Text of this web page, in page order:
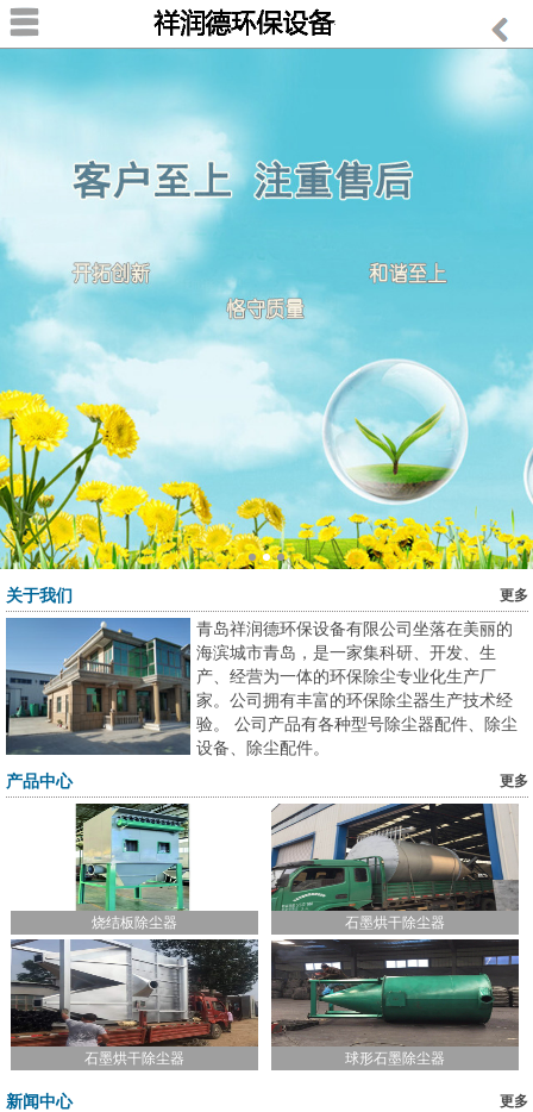
首页
关于我们
我们优势
布袋除尘器
脉冲除尘器系列
石墨除尘器
静电除尘器
旋风除尘器
湿式除尘器
滤筒除尘器
除尘布袋
除尘骨架
除尘配件
电磁脉冲阀
工程案例
国内案例
出口案例
新闻中心
公司新闻
行业新闻
公司公告
客户须知
更多
关于我们
青岛祥润德环保设备有限公司坐落在美丽的
海滨城市青岛，是一家集科研、开发、生
产、经营为一体的环保除尘专业化生产厂
家。公司拥有丰富的环保除尘器生产技术经
验。 公司产品有各种型号除尘器配件、除尘
设备、除尘配件。
更多
产品中心
烧结板除尘器 石墨烘干除尘器
石墨烘干除尘器 球形石墨除尘器
更多
新闻中心